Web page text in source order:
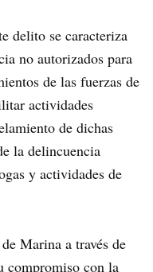
delito se caracteriza
no autorizados para
de las fuerzas de
actividades
de dichas
la delincuencia
y actividades de
Marina a través de
compromiso con la